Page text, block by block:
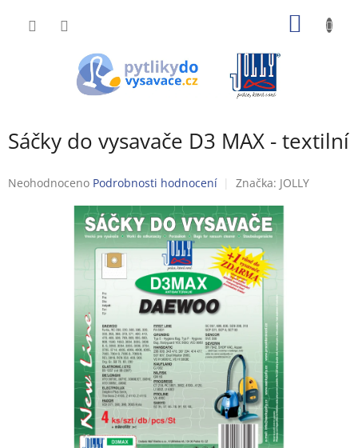
Sáčky do vysavače D3 MAX - textilní
Průměrné
Neohodnoceno Podrobnosti hodnocení Značka: JOLLY